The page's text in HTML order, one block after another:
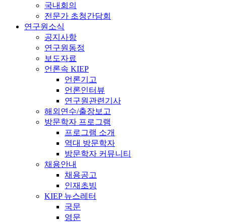
국내회의
전문가 초청간담회
연구원소식
공지사항
연구원동정
보도자료
언론속 KIEP
언론기고
언론인터뷰
연구원관련기사
해외연수/출장보고
방문학자 프로그램
프로그램 소개
역대 방문학자
방문학자 커뮤니티
채용안내
채용공고
인재초빙
KIEP 뉴스레터
국문
영문